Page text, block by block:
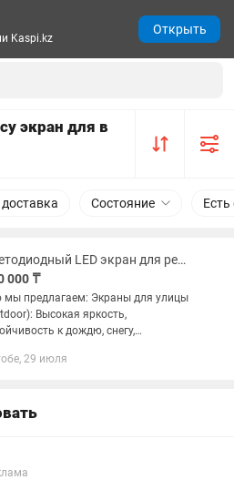
экран для в
Состояние
Светодиодный LED экран для рекламы и мероприятий любой сложности
000 ₸
мы предлагаем: Экраны для улицы
Высокая яркость,
к дождю, снегу,
Интерьерные экраны (Indoor):
29 июля
Kaspi.kz
Открыть